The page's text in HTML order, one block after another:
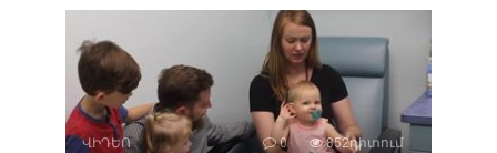
ՎԻԴԵՈ 0 852դիտում